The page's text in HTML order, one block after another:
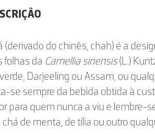
(derivado do chinês, chah) é a
folhas da Camellia sinensis(L.)
Darjeeling ou Assam, ou
se sempre da bebida obtida à
para quem nunca a viu e lembre-
chá de menta, de tília ou outro